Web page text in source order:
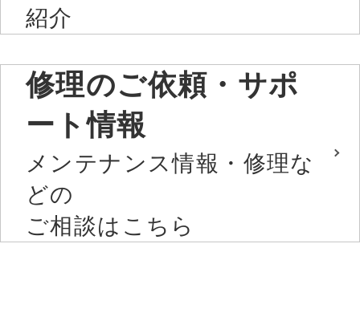
紹介
修理のご依頼・サポ
ート情報
メンテナンス情報・修理な
どの
ご相談はこちら